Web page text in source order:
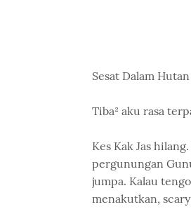
Sesat Dalam Hutan
Tiba² aku rasa
Kes Kak Jas
pergunungan
jumpa. Kalau
menakutkan,